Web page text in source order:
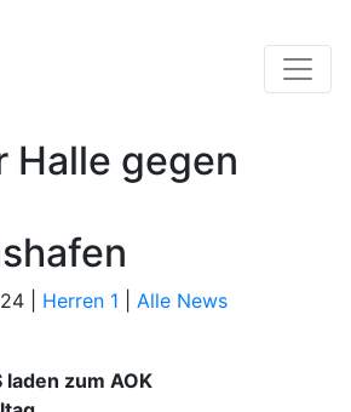
Halle gegen
| Herren 1
Alle News
laden zum AOK